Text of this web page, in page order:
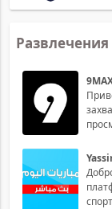
Развлечения